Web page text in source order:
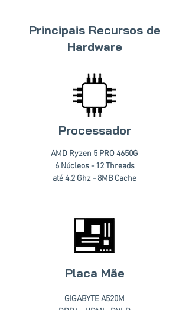
Principais Recursos de
Hardware
Processador
AMD Ryzen 5 PRO 4650G
6 Núcleos - 12 Threads
até 4.2 Ghz - 8MB Cache
Placa Mãe
GIGABYTE A520M